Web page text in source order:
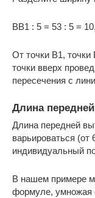
BB1 : 5 = 53 : 5 =
От точки B1,
точки вверх
пересечения с
Длина
Длина передней
варьироваться
индивидуальный
В нашем примере
формуле, умножая